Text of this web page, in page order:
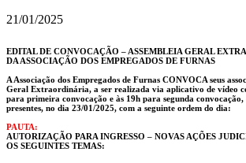
21/01/2025
EDITAL DE CONVOCAÇÃO – ASSEMBLEIA GERAL
DA ASSOCIAÇÃO DOS EMPREGADOS DE FURNAS
A Associação dos Empregados de Furnas CONVOCA seus
Geral Extraordinária, a ser realizada via aplicativo de vídeo
para primeira convocação e às 19h para segunda
presentes, no dia 23/01/2025, com a seguinte ordem do dia:
PAUTA:
AUTORIZAÇÃO PARA INGRESSO – NOVAS AÇÕES
OS SEGUINTES TEMAS: